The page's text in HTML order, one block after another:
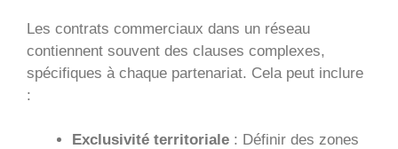
Les contrats commerciaux dans un réseau
contiennent souvent des clauses complexes,
spécifiques à chaque partenariat. Cela peut inclure
:
Exclusivité territoriale : Définir des zones